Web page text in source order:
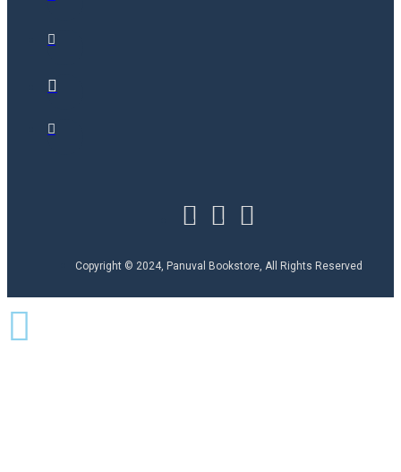
Copyright © 2024, Panuval Bookstore, All Rights Reserved